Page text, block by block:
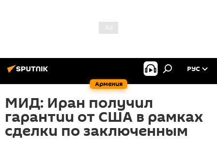
Армения
РУС
МИД: Иран получил
гарантии от США в рамках
сделки по заключенным